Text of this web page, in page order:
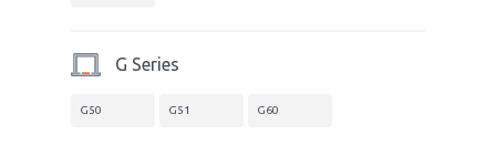
G Series
G50 G51 G60